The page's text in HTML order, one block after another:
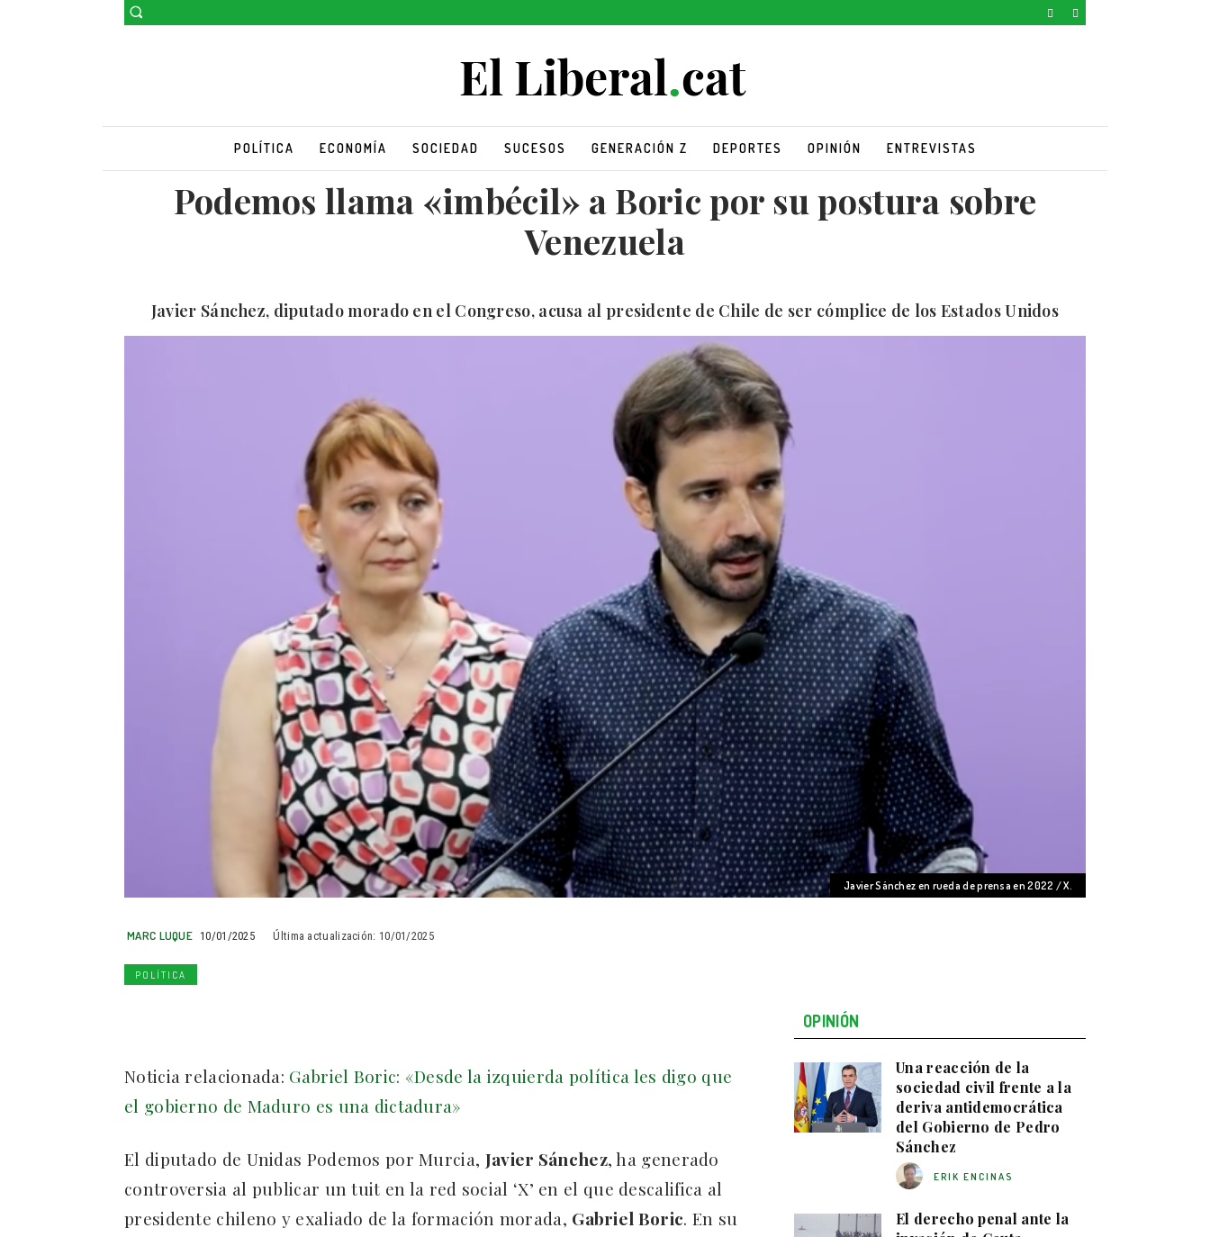
POLÍTICA ECONOMÍA SOCIEDAD SUCESOS GENERACIÓN Z DEPORTES OPINIÓN ENTREVISTAS
Podemos llama «imbécil» a Boric por su postura sobre
Venezuela
Javier Sánchez, diputado morado en el Congreso, acusa al presidente de Chile de ser cómplice de los Estados Unidos
Javier Sánchez en rueda de prensa en 2022 / X.
MARC LUQUE 10/01/2025 Última actualización: 10/01/2025
POLÍTICA
Noticia relacionada: Gabriel Boric: «Desde la izquierda política les digo que
el gobierno de Maduro es una dictadura»
El diputado de Unidas Podemos por Murcia, Javier Sánchez, ha generado
controversia al publicar un tuit en la red social ‘X’ en el que descalifica al
presidente chileno y exaliado de la formación morada, Gabriel Boric. En su
OPINIÓN
Una reacción de la
sociedad civil frente a la
deriva antidemocrática
del Gobierno de Pedro
Sánchez
ERIK ENCINAS
El derecho penal ante la